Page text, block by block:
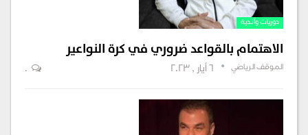
دوريات وأندية
الاهتمام بالقواعد ضروري في كرة النواعير
الموقف الرياضي 0